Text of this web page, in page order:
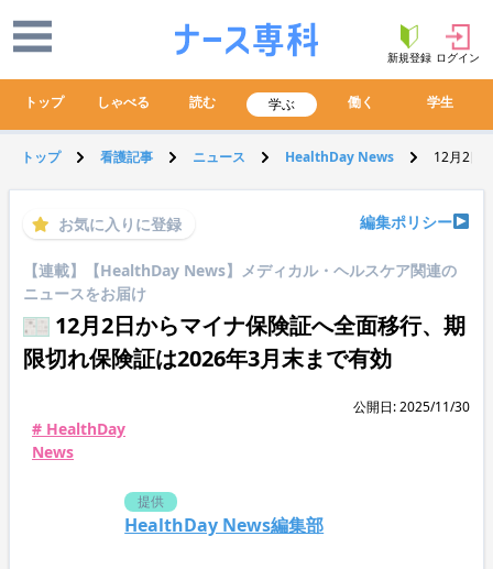
新規登録 ログイン
トップ しゃべる 読む 学ぶ 働く 学生
トップ 看護記事 ニュース HealthDay News 12月2日
お気に入りに登録 編集ポリシー
【連載】【HealthDay News】メディカル・ヘルスケア関連の
ニュースをお届け
12月2日からマイナ保険証へ全面移行、期
限切れ保険証は2026年3月末まで有効
公開日: 2025/11/30
# HealthDay
News
提供
HealthDay News編集部